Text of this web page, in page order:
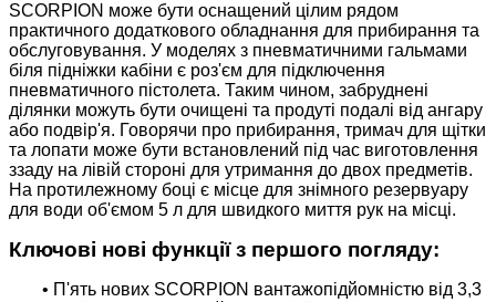
SCORPION може бути оснащений цілим рядом
практичного додаткового обладнання для прибирання та
обслуговування. У моделях з пневматичними гальмами
біля підніжки кабіни є роз'єм для підключення
пневматичного пістолета. Таким чином, забруднені
ділянки можуть бути очищені та продуті подалі від ангару
або подвір'я. Говорячи про прибирання, тримач для щітки
та лопати може бути встановлений під час виготовлення
ззаду на лівій стороні для утримання до двох предметів.
На протилежному боці є місце для знімного резервуару
для води об'ємом 5 л для швидкого миття рук на місці.
Ключові нові функції з першого погляду:
• П'ять нових SCORPION вантажопідйомністю від 3,3